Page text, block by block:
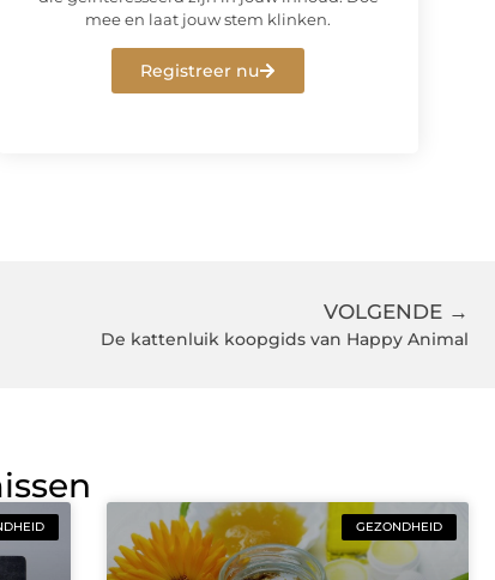
mee en laat jouw stem klinken.
Registreer nu
VOLGENDE →
De kattenluik koopgids van Happy Animal
GEZONDHEID